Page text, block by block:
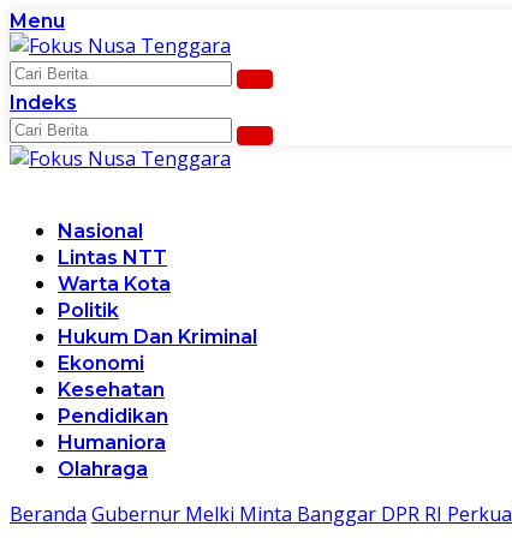
Langsung
ke
konten
Menu
Indeks
Nasional
Lintas NTT
Warta Kota
Politik
Hukum Dan Kriminal
Ekonomi
Kesehatan
Pendidikan
Humaniora
Olahraga
Beranda Gubernur Melki Minta Banggar DPR RI